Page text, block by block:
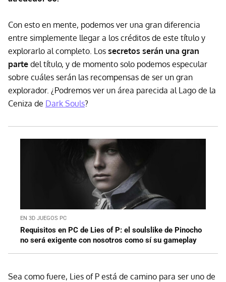
Con esto en mente, podemos ver una gran diferencia
entre simplemente llegar a los créditos de este título y
explorarlo al completo. Los secretos serán una gran
parte del título, y de momento solo podemos especular
sobre cuáles serán las recompensas de ser un gran
explorador. ¿Podremos ver un área parecida al Lago de la
Ceniza de Dark Souls?
EN 3D JUEGOS PC
Requisitos en PC de Lies of P: el soulslike de Pinocho
no será exigente con nosotros como sí su gameplay
Sea como fuere, Lies of P está de camino para ser uno de